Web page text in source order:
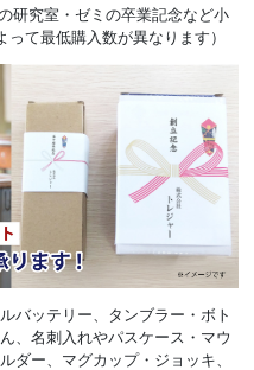
研究室・ゼミの卒業記念など小
て最低購入数が異なります）
バッテリー、タンブラー・ボト
、名刺入れやパスケース・マウ
ダー、マグカップ・ジョッキ、